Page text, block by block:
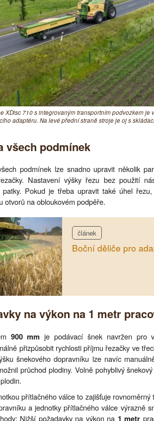
XDisc 710 s integrovaným transportním podvozkem
adaptéru. Na levé přední straně stroje je oj s
všech podmínek
podmínek lze snadno upravit několik
Nastavení výšky řezu bez použití
patky. Pokud je třeba upravit také úhel
otvorů na obloukovém podpěře.
článek
Boční děliče pro
na výkon na 1 metr
900 mm je podávací šnek navržen pro
přizpůsobit rychlosti příjmu řezačky ve
šnekového dopravníku lze navíc
průchod plodiny. Volně pohyblivý
přítlačného válce to zajišťuje
a jednotky přítlačného válce výrazně
Nižší požadavky na výkon na 1 metr